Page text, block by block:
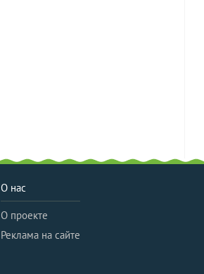
О нас
О проекте
Реклама на сайте